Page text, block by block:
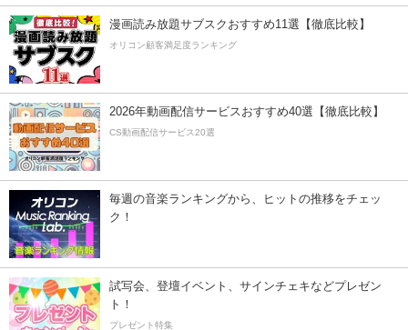
漫画読み放題サブスクおすすめ11選【徹底比較】
オリコン顧客満足度ランキング
2026年動画配信サービスおすすめ40選【徹底比較】
CS動画配信サービス20選
毎週の音楽ランキングから、ヒットの推移をチェッ
ク！
試写会、登壇イベント、サインチェキなどプレゼン
ト！
プレゼント特集